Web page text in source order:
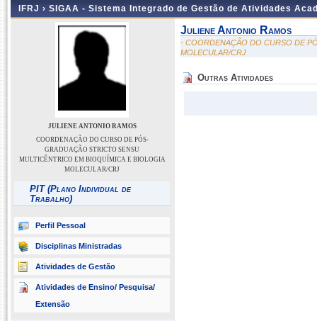
IFRJ › SIGAA - Sistema Integrado de Gestão de Atividades
JULIENE ANTONIO RAMOS
COORDENAÇÃO DO CURSO DE PÓS-
GRADUAÇÃO STRICTO SENSU
MULTICÊNTRICO EM BIOQUÍMICA E BIOLOGIA
MOLECULAR/CRJ
PIT (Plano Individual de
Trabalho)
Perfil Pessoal
Disciplinas Ministradas
Atividades de Gestão
Atividades de Ensino/ Pesquisa/
Extensão
Juliene Antonio Ramos
- COORDENAÇÃO DO CURSO DE
MOLECULAR/CRJ
Outras Atividades